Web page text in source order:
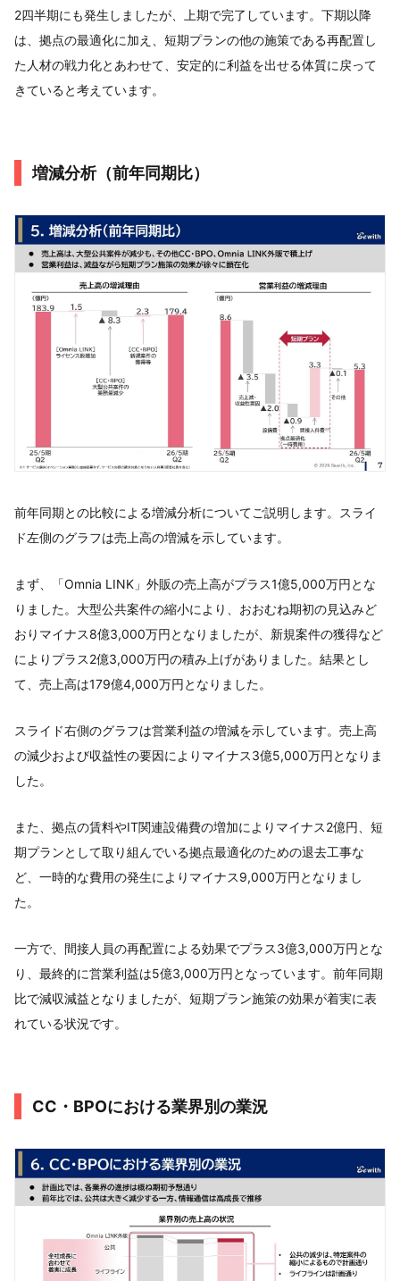
2四半期にも発生しましたが、上期で完了しています。下期以降
は、拠点の最適化に加え、短期プランの他の施策である再配置し
た人材の戦力化とあわせて、安定的に利益を出せる体質に戻って
きていると考えています。
増減分析（前年同期比）
前年同期との比較による増減分析についてご説明します。スライ
ド左側のグラフは売上高の増減を示しています。
まず、「Omnia LINK」外販の売上高がプラス1億5,000万円とな
りました。大型公共案件の縮小により、おおむね期初の見込みど
おりマイナス8億3,000万円となりましたが、新規案件の獲得など
によりプラス2億3,000万円の積み上げがありました。結果とし
て、売上高は179億4,000万円となりました。
スライド右側のグラフは営業利益の増減を示しています。売上高
の減少および収益性の要因によりマイナス3億5,000万円となりま
した。
また、拠点の賃料やIT関連設備費の増加によりマイナス2億円、短
期プランとして取り組んでいる拠点最適化のための退去工事な
ど、一時的な費用の発生によりマイナス9,000万円となりまし
た。
一方で、間接人員の再配置による効果でプラス3億3,000万円とな
り、最終的に営業利益は5億3,000万円となっています。前年同期
比で減収減益となりましたが、短期プラン施策の効果が着実に表
れている状況です。
CC・BPOにおける業界別の業況